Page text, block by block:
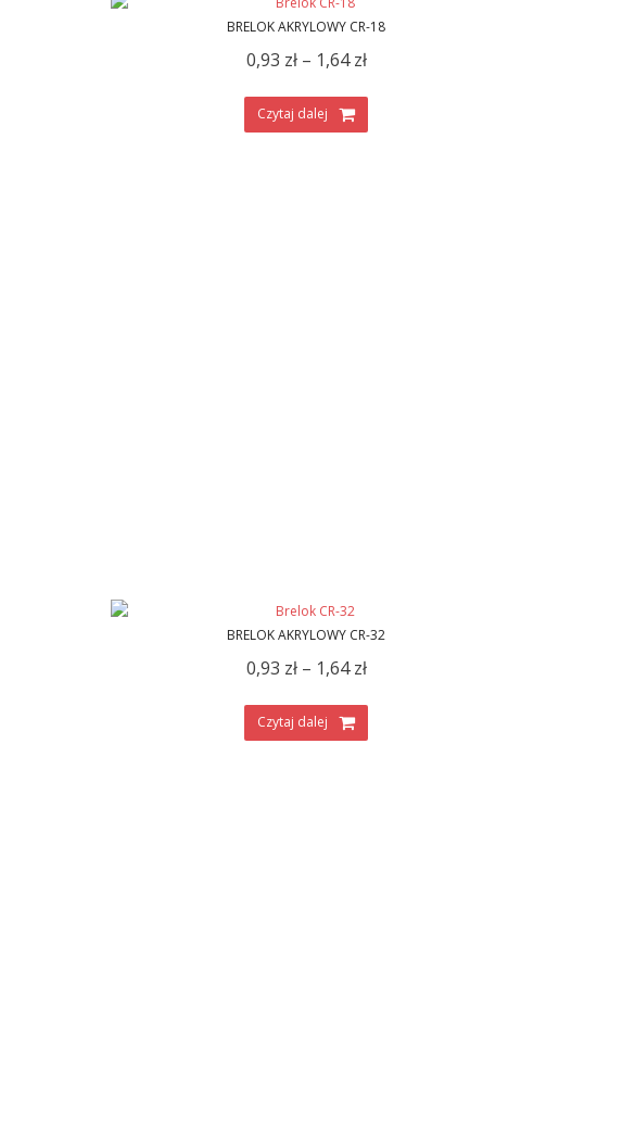
BRELOK AKRYLOWY CR-18
0,93 zł– 1,64zł
Czytaj dalej
BRELOK AKRYLOWY CR-32
0,93 zł– 1,64zł
Czytaj dalej